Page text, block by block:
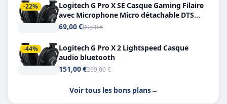
-22%
Logitech G Pro X SE Casque Gaming Filaire
avec Microphone Micro détachable DTS
Headphone X 7.1
69,00 €89,00 €
-44%
Logitech G Pro X 2 Lightspeed Casque
audio bluetooth
151,00 €269,00 €
Voir tous les bons plans→